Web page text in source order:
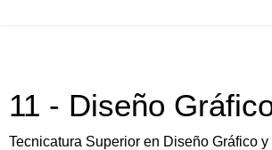
11 - Diseño
Tecnicatura Superior en Diseño Gráfico